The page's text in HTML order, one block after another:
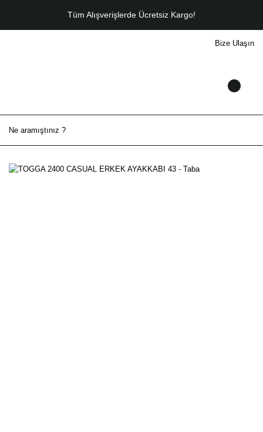
Tüm Alışverişlerde Ücretsiz Kargo!
Bize Ulaşın